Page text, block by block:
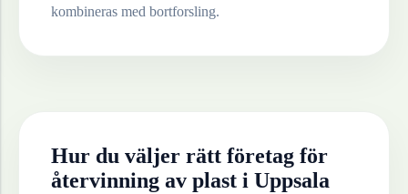
kombineras med bortforsling.
Hur du väljer rätt företag för
återvinning av plast i Uppsala